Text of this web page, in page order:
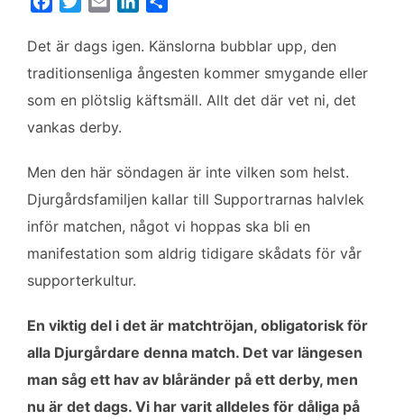
c
e
o
o
i
t
e
r
a
i
n
k
d
l
a
Det är dags igen. Känslorna bubblar upp, den
traditionsenliga ångesten kommer smygande eller
som en plötslig käftsmäll. Allt det där vet ni, det
vankas derby.
Men den här söndagen är inte vilken som helst.
Djurgårdsfamiljen kallar till Supportrarnas halvlek
inför matchen, något vi hoppas ska bli en
manifestation som aldrig tidigare skådats för vår
supporterkultur.
En viktig del i det är matchtröjan, obligatorisk för
alla Djurgårdare denna match. Det var längesen
man såg ett hav av blåränder på ett derby, men
nu är det dags. Vi har varit alldeles för dåliga på